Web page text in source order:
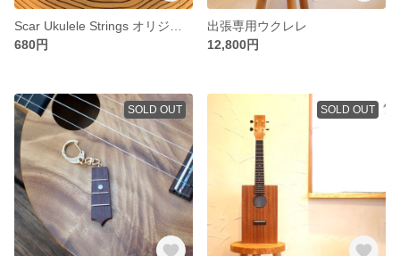
680円
出張専用ウクレレ
12,800円
SOLD OUT SOLD OUT